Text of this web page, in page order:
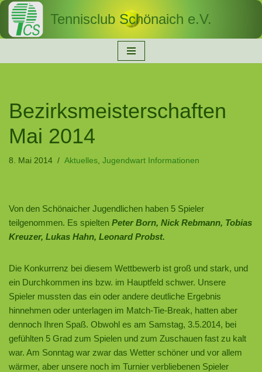
Zum
Tennisclub Schönaich e.V.
Bezirksmeisterschaften
Mai 2014
8. Mai 2014 Aktuelles, Jugendwart Informationen
Von den Schönaicher Jugendlichen haben 5 Spieler
teilgenommen. Es spielten Peter Born, Nick Rebmann, Tobias
Kreuzer, Lukas Hahn, Leonard Probst.
Die Konkurrenz bei diesem Wettbewerb ist groß und stark, und
ein Durchkommen ins bzw. im Hauptfeld schwer. Unsere
Spieler mussten das ein oder andere deutliche Ergebnis
hinnehmen oder unterlagen im Match-Tie-Break, hatten aber
dennoch Ihren Spaß. Obwohl es am Samstag, 3.5.2014, bei
gefühlten 5 Grad zum Spielen und zum Zuschauen fast zu kalt
war. Am Sonntag war zwar das Wetter schöner und vor allem
wärmer, aber unsere noch im Turnier verbliebenen Spieler